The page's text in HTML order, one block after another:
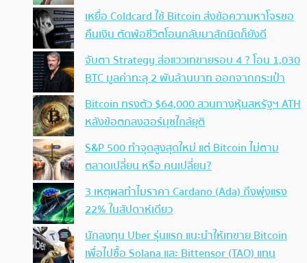
เหยื่อ Coldcard ใช้ Bitcoin ส่งข้อความหาโจรขอ
คืนเงิน ตัดพ้อชีวิตโอนกลับมาสักนิดก็ยังดี
จับตา Strategy ส่อแววเทขายรอบ 4 ? โอน 1,030
BTC มูลค่าทะลุ 2 พันล้านบาท ออกจากกระเป๋า
Bitcoin ทรงตัว $64,000 สวนทางหุ้นสหรัฐฯ ATH
หลังข้อตกลงฮอร์มุซใกล้ยุติ
S&P 500 ทำจุดสูงสุดใหม่ แต่ Bitcoin ไม่ตาม
ตลาดเปลี่ยน หรือ คนเปลี่ยน?
3 เหตุผลทำไมราคา Cardano (Ada) ถึงพุ่งแรง
22% ในสัปดาห์เดียว
นักลงทุน Uber รุ่นแรก แนะนำให้เทขาย Bitcoin
เพื่อไปซื้อ Solana และ Bittensor (TAO) แทน